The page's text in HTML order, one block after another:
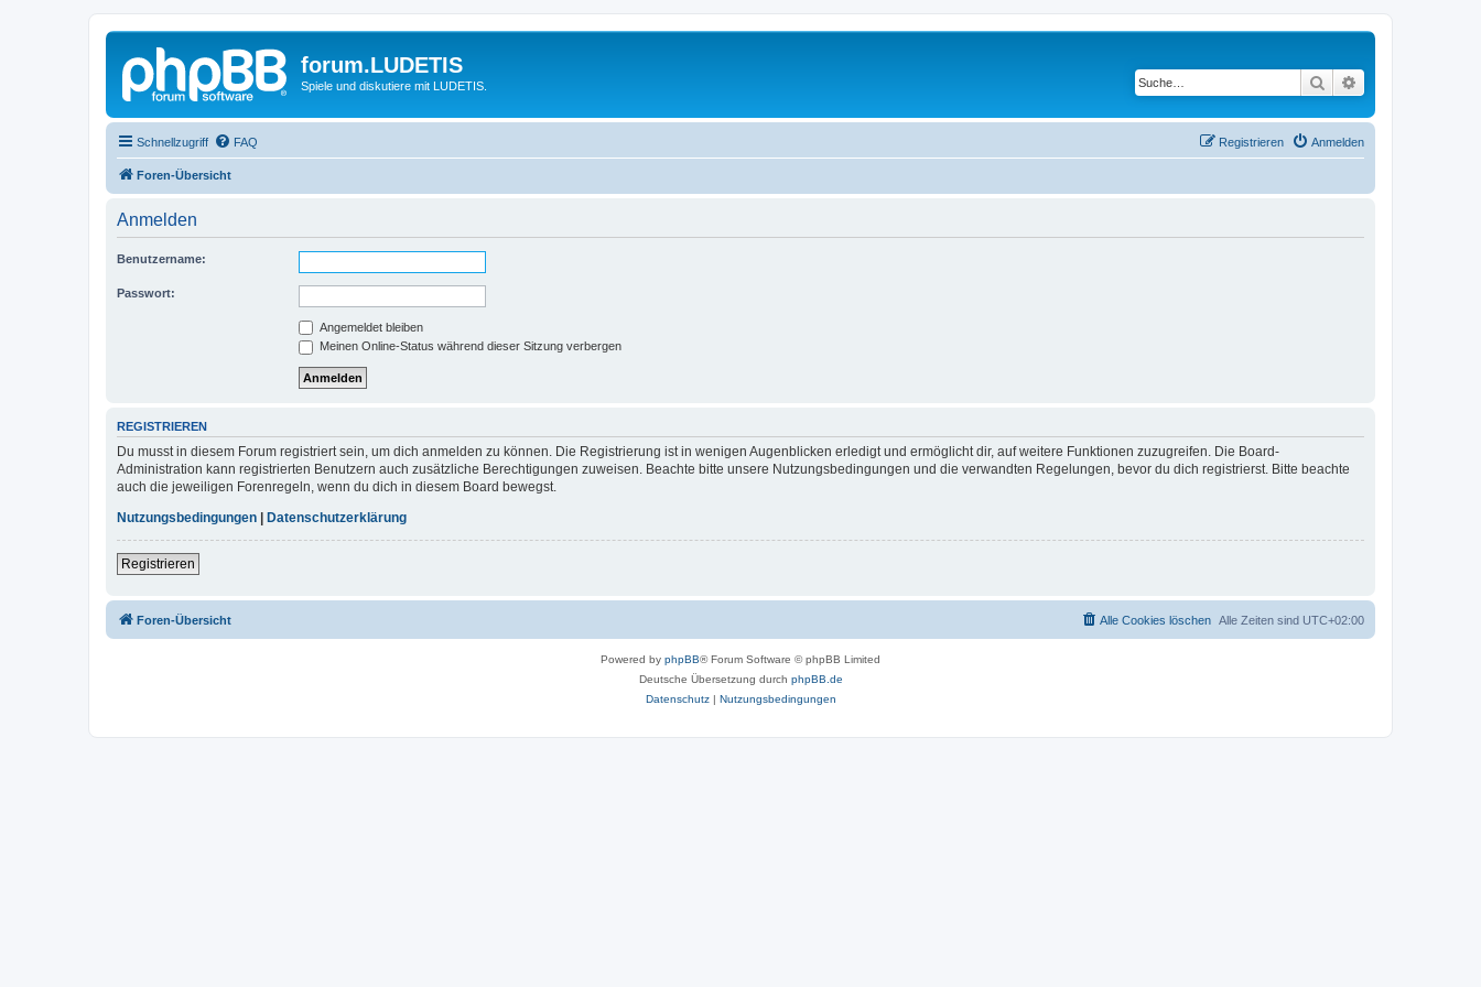
forum.LUDETIS
Spiele und diskutiere mit LUDETIS. Suche
Schnellzugriff FAQ Anmelden
Registrieren
Foren-Übersicht
Anmelden
Benutzername:
Passwort:
Angemeldet bleiben
Meinen Online-Status während dieser Sitzung verbergen
REGISTRIEREN
Du musst in diesem Forum registriert sein, um dich anmelden zu können. Die Registrierung ist in wenigen Augenblicken erledigt und ermöglicht dir, auf weitere Funktionen zuzugreifen. Die Board-
Administration kann registrierten Benutzern auch zusätzliche Berechtigungen zuweisen. Beachte bitte unsere Nutzungsbedingungen und die verwandten Regelungen, bevor du dich registrierst. Bitte beachte
auch die jeweiligen Forenregeln, wenn du dich in diesem Board bewegst.
Nutzungsbedingungen
Datenschutzerklärung
Registrieren
Foren-Übersicht Alle Zeiten sind UTC+02:00
Alle Cookies löschen
Powered by phpBB® Forum Software © phpBB Limited
Deutsche Übersetzung durch phpBB.de
Datenschutz| Nutzungsbedingungen